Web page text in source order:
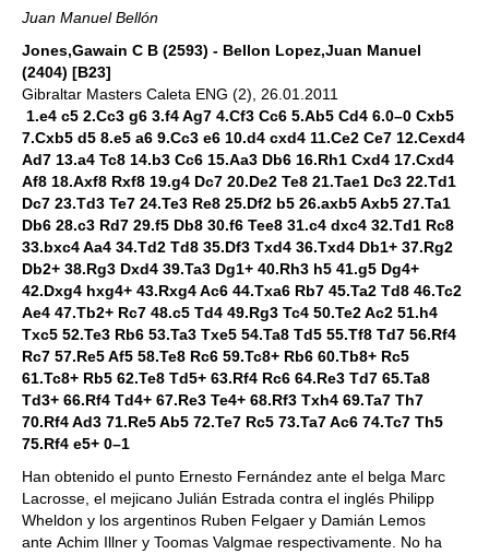
Juan Manuel Bellón
Jones,Gawain C B (2593) - Bellon Lopez,Juan Manuel
(2404) [B23]
Gibraltar Masters Caleta ENG (2), 26.01.2011
1.e4 c5 2.Cc3 g6 3.f4 Ag7 4.Cf3 Cc6 5.Ab5 Cd4 6.0–0 Cxb5
7.Cxb5 d5 8.e5 a6 9.Cc3 e6 10.d4 cxd4 11.Ce2 Ce7 12.Cexd4
Ad7 13.a4 Tc8 14.b3 Cc6 15.Aa3 Db6 16.Rh1 Cxd4 17.Cxd4
Af8 18.Axf8 Rxf8 19.g4 Dc7 20.De2 Te8 21.Tae1 Dc3 22.Td1
Dc7 23.Td3 Te7 24.Te3 Re8 25.Df2 b5 26.axb5 Axb5 27.Ta1
Db6 28.c3 Rd7 29.f5 Db8 30.f6 Tee8 31.c4 dxc4 32.Td1 Rc8
33.bxc4 Aa4 34.Td2 Td8 35.Df3 Txd4 36.Txd4 Db1+ 37.Rg2
Db2+ 38.Rg3 Dxd4 39.Ta3 Dg1+ 40.Rh3 h5 41.g5 Dg4+
42.Dxg4 hxg4+ 43.Rxg4 Ac6 44.Txa6 Rb7 45.Ta2 Td8 46.Tc2
Ae4 47.Tb2+ Rc7 48.c5 Td4 49.Rg3 Tc4 50.Te2 Ac2 51.h4
Txc5 52.Te3 Rb6 53.Ta3 Txe5 54.Ta8 Td5 55.Tf8 Td7 56.Rf4
Rc7 57.Re5 Af5 58.Te8 Rc6 59.Tc8+ Rb6 60.Tb8+ Rc5
61.Tc8+ Rb5 62.Te8 Td5+ 63.Rf4 Rc6 64.Re3 Td7 65.Ta8
Td3+ 66.Rf4 Td4+ 67.Re3 Te4+ 68.Rf3 Txh4 69.Ta7 Th7
70.Rf4 Ad3 71.Re5 Ab5 72.Te7 Rc5 73.Ta7 Ac6 74.Tc7 Th5
75.Rf4 e5+ 0–1
Han obtenido el punto Ernesto Fernández ante el belga Marc
Lacrosse, el mejicano Julián Estrada contra el inglés Philipp
Wheldon y los argentinos Ruben Felgaer y Damián Lemos
ante Achim Illner y Toomas Valgmae respectivamente. No ha